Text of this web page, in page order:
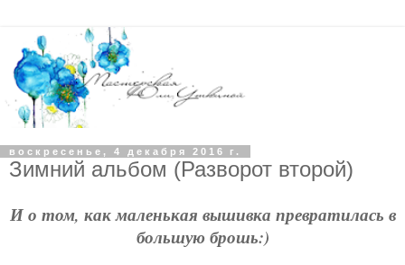
воскресенье, 4 декабря 2016 г.
Зимний альбом (Разворот второй)
И о том, как маленькая вышивка превратилась в
большую брошь:)